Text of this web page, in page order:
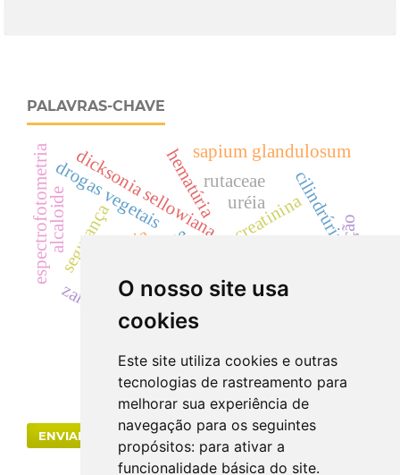
O nosso site usa
cookies
Este site utiliza cookies e outras
tecnologias de rastreamento para
melhorar sua experiência de
navegação para os seguintes
propósitos: para ativar a
funcionalidade básica do site.
PALAVRAS-CHAVE
creatinina
dicksoniaceae
dicksonia sellowiana
acácias
cilindrúria.
uréia
hematúria
descontaminação
drogas vegetais
radiação gama
landrace
zanthoxylum
rutaceae
mata atlântica.
espectrofotometria sapium glandulosum
segurançaeficácia
alcaloide
coliformes
cyp
ENVIAR SUBMISSÃO